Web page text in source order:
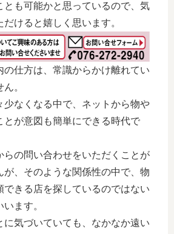
とも可能かと思っているので、気
けると嬉しく思います。
の仕方は、常識からかけ離れてい
。
少なくなる中で、ネットから物や
とが意図も簡単にできる時代で
らの問い合わせをいただくことが
が、そのような関係性の中で、物
できる店を探しているのではない
ます。
に気づいていても、なかなか遠い